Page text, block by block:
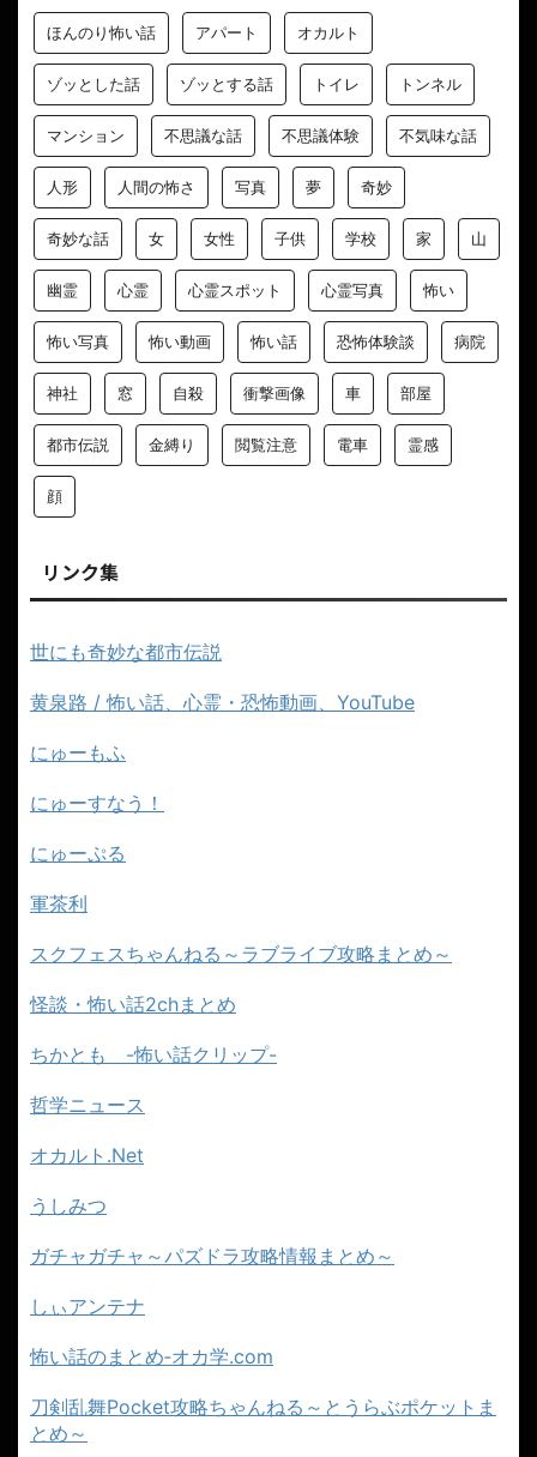
ほんのり怖い話 アパート オカルト
ゾッとした話 ゾッとする話 トイレ トンネル
マンション 不思議な話 不思議体験 不気味な話
人形 人間の怖さ 写真 夢 奇妙
奇妙な話 女 女性 子供 学校 家 山
幽霊 心霊 心霊スポット 心霊写真 怖い
怖い写真 怖い動画 怖い話 恐怖体験談 病院
神社 窓 自殺 衝撃画像 車 部屋
都市伝説 金縛り 閲覧注意 電車 霊感
顔
リンク集
世にも奇妙な都市伝説
黄泉路 / 怖い話、心霊・恐怖動画、YouTube
にゅーもふ
にゅーすなう！
にゅーぷる
軍茶利
スクフェスちゃんねる～ラブライブ攻略まとめ～
怪談・怖い話2chまとめ
ちかとも -怖い話クリップ-
哲学ニュース
オカルト.Net
うしみつ
ガチャガチャ～パズドラ攻略情報まとめ～
しぃアンテナ
怖い話のまとめ‐オカ学.com
刀剣乱舞Pocket攻略ちゃんねる～とうらぶポケットま
とめ～